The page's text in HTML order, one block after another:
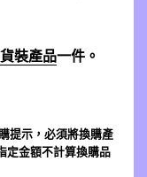
裝產品一件。
提示，必須將換購產
定金額不計算換購品